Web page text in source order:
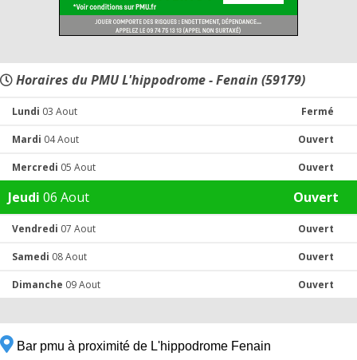
Horaires du PMU L'hippodrome - Fenain (59179)
Lundi 03 Aout Fermé
Mardi 04 Aout Ouvert
Mercredi 05 Aout Ouvert
Jeudi 06 Aout Ouvert
Vendredi 07 Aout Ouvert
Samedi 08 Aout Ouvert
Dimanche 09 Aout Ouvert
Bar pmu à proximité de L'hippodrome Fenain